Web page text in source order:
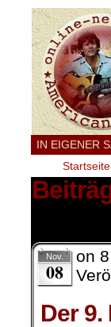
IN EIGENER
Startseite
Nov.
08
on
Der 9.